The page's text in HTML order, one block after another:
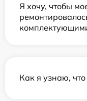
Я хочу, чтобы
Как я узнаю, что